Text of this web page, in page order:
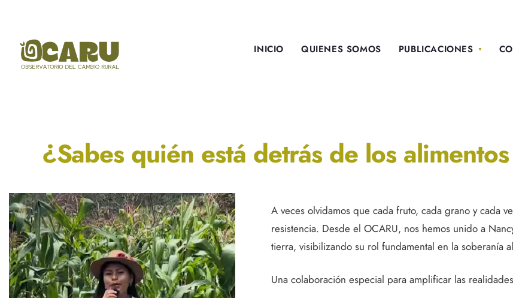
INICIO QUIENES SOMOS PUBLICACIONES
¿Sabes quién está detrás de los
A veces olvidamos que cada fruto, cada grano y cada
resistencia. Desde el OCARU, nos hemos unido a
tierra, visibilizando su rol fundamental en la soberanía
Una colaboración especial para amplificar las